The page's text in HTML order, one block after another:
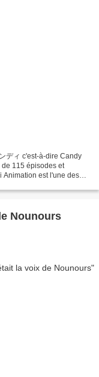
ディ c'est-à-dire Candy
115 épisodes et
Animation est l'une des
Nounours